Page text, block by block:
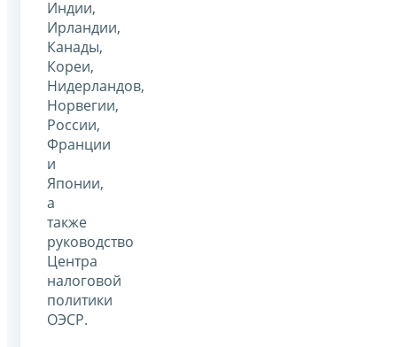
Индии,
Ирландии,
Канады,
Кореи,
Нидерландов,
Норвегии,
России,
Франции
и
Японии,
а
также
руководство
Центра
налоговой
политики
ОЭСР.